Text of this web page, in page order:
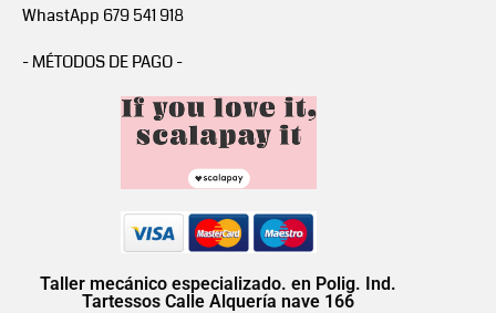
WhastApp 679 541 918
- MÉTODOS DE PAGO -
Taller mecánico especializado. en Polig. Ind.
Tartessos Calle Alquería nave 166